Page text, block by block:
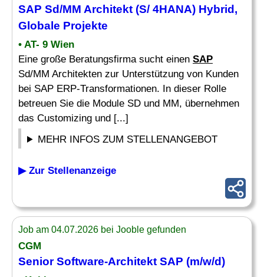
SAP Sd/MM Architekt (S/ 4HANA) Hybrid,
Globale Projekte
• AT- 9 Wien
Eine große Beratungsfirma sucht einen SAP
Sd/MM Architekten zur Unterstützung von Kunden
bei SAP ERP-Transformationen. In dieser Rolle
betreuen Sie die Module SD und MM, übernehmen
das Customizing und [...]
MEHR INFOS ZUM STELLENANGEBOT
▶ Zur Stellenanzeige
Job am 04.07.2026 bei Jooble gefunden
CGM
Senior Software-Architekt SAP (m/w/d)